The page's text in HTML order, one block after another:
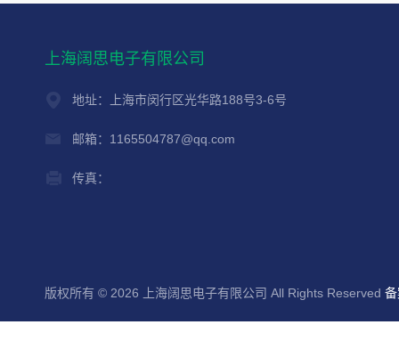
上海阔思电子有限公司
地址：上海市闵行区光华路188号3-6号
邮箱：1165504787@qq.com
传真：
版权所有 © 2026 上海阔思电子有限公司 All Rights Reserved